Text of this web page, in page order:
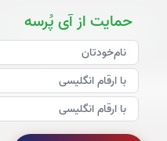
حمایت از آی پُرسه
صوت سوره یاسین